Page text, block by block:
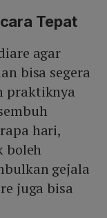
Tepat
agar
bisa segera
praktiknya
hari,
boleh
gejala
juga bisa